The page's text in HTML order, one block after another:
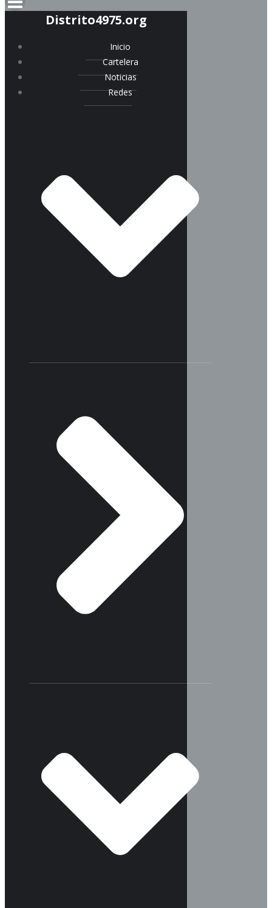
Distrito4975.org
Inicio
Cartelera
Noticias
Redes